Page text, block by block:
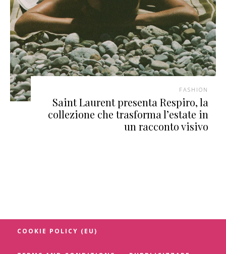
FASHION
Saint Laurent presenta Respiro, la
collezione che trasforma l’estate in
un racconto visivo
COOKIE POLICY (EU)